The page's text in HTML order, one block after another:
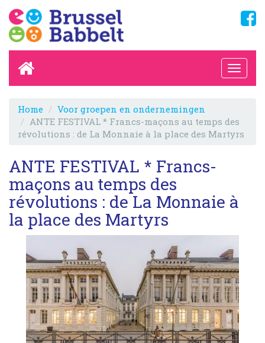
Home
Voor groepen en ondernemingen
ANTE FESTIVAL * Francs-maçons au temps des
révolutions : de La Monnaie à la place des Martyrs
ANTE FESTIVAL * Francs-
maçons au temps des
révolutions : de La Monnaie à
la place des Martyrs